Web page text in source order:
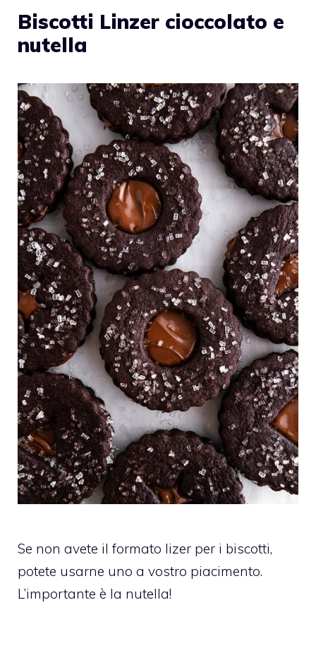
Biscotti Linzer cioccolato e
nutella
Se non avete il formato lizer per i biscotti,
potete usarne uno a vostro piacimento.
L’importante è la nutella!